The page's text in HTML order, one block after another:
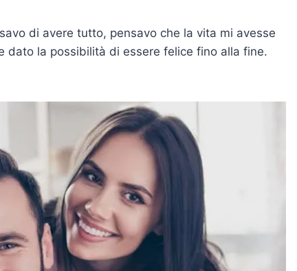
di avere tutto, pensavo che la vita mi avesse
dato la possibilità di essere felice fino alla fine.